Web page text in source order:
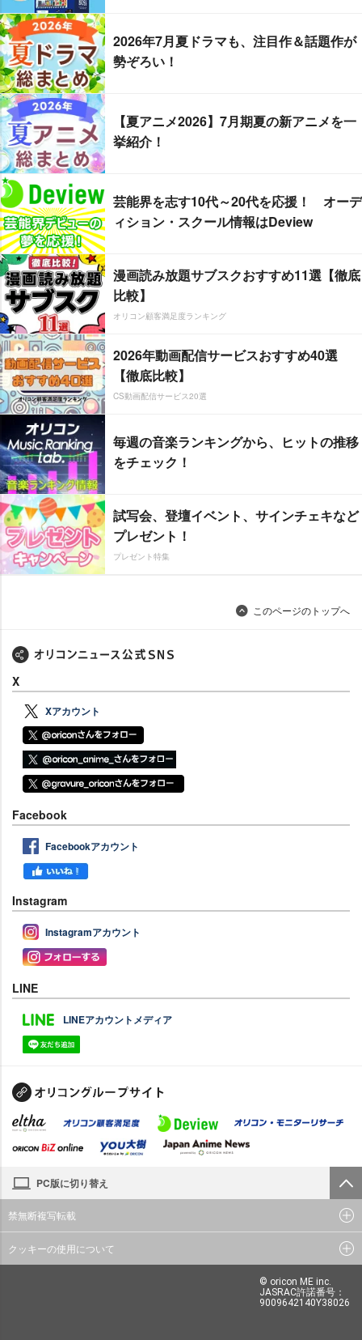
2026年7月夏ドラマも、注目作＆話題作が
勢ぞろい！
【夏アニメ2026】7月期夏の新アニメを一
挙紹介！
芸能界を志す10代～20代を応援！ オーデ
ィション・スクール情報はDeview
漫画読み放題サブスクおすすめ11選【徹底
比較】
オリコン顧客満足度ランキング
2026年動画配信サービスおすすめ40選
【徹底比較】
CS動画配信サービス20選
毎週の音楽ランキングから、ヒットの推移
をチェック！
試写会、登壇イベント、サインチェキなど
プレゼント！
プレゼント特集
このページのトップへ
X
Xアカウント
Facebook
Facebookアカウント
Instagram
Instagramアカウント
LINE
LINEアカウントメディア
PC版に切り替え
禁無断複写転載
クッキーの使用について
© oricon ME inc.
JASRAC許諾番号：
9009642140Y38026